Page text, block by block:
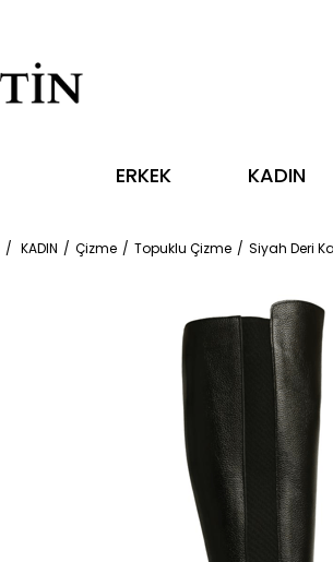
ERKEK KADIN
KADIN Çizme Topuklu Çizme Siyah Deri